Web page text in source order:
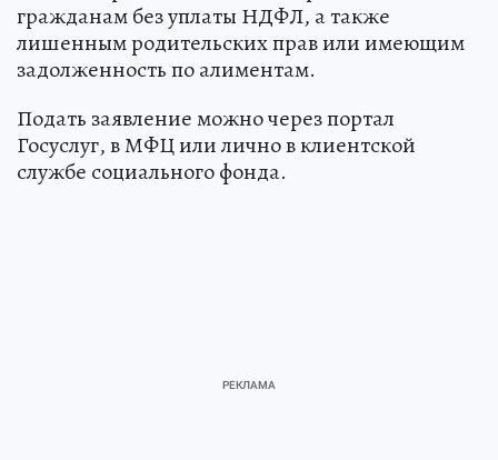
гражданам без уплаты НДФЛ, а также
лишенным родительских прав или имеющим
задолженность по алиментам.
Подать заявление можно через портал
Госуслуг, в МФЦ или лично в клиентской
службе социального фонда.